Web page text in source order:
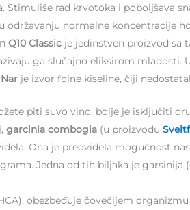
Stimuliše rad krvotoka i poboljšava
održavanju normalne koncentracije
Q10 Classic je jedinstven proizvod sa
ga slučajno eliksirom mladosti.
Nar je izvor folne kiseline, čiji
piti suvo vino, bolje je isključiti
garcinia combogia (u proizvodu
Ona je predvidela mogućnost
Jedna od tih biljaka je garsinija (
obezbeđuje čovečijem